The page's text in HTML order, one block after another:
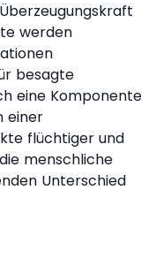
werden
besagte
eine Komponente
einer
flüchtiger und
menschliche
Unterschied